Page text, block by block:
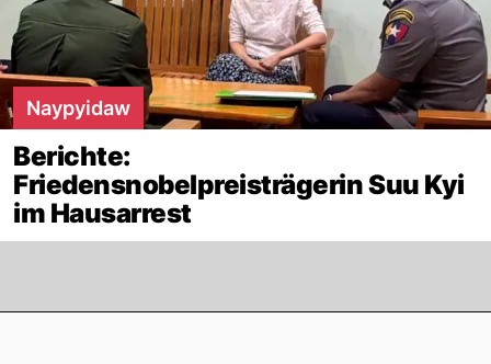
Naypyidaw
Berichte:
Friedensnobelpreisträgerin Suu Kyi
im Hausarrest